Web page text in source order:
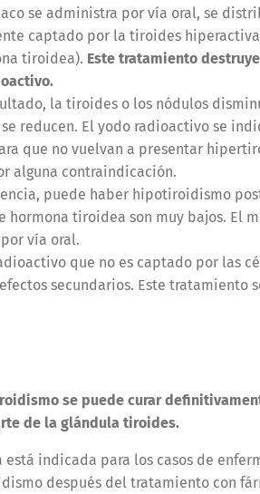
se administra por vía oral, se
captado por la tiroides
tiroidea). Este tratamiento
la tiroides o los nódulos
reducen. El yodo radioactivo se
que no vuelvan a presentar
alguna contraindicación.
puede haber hipotiroidismo
hormona tiroidea son muy bajos. El
vía oral.
que no es captado por las
secundarios. Este tratamiento
se puede curar
de la glándula tiroides.
está indicada para los casos de
después del tratamiento con